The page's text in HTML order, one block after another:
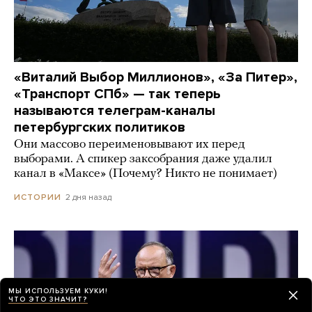
«Виталий Выбор Миллионов», «За Питер»,
«Транспорт СПб» — так теперь
называются телеграм-каналы
петербургских политиков
Они массово переименовывают их перед
выборами. А спикер заксобрания даже удалил
канал в «Максе» (Почему? Никто не понимает)
ИСТОРИИ 2 дня назад
МЫ ИСПОЛЬЗУЕМ КУКИ!
ЧТО ЭТО ЗНАЧИТ?